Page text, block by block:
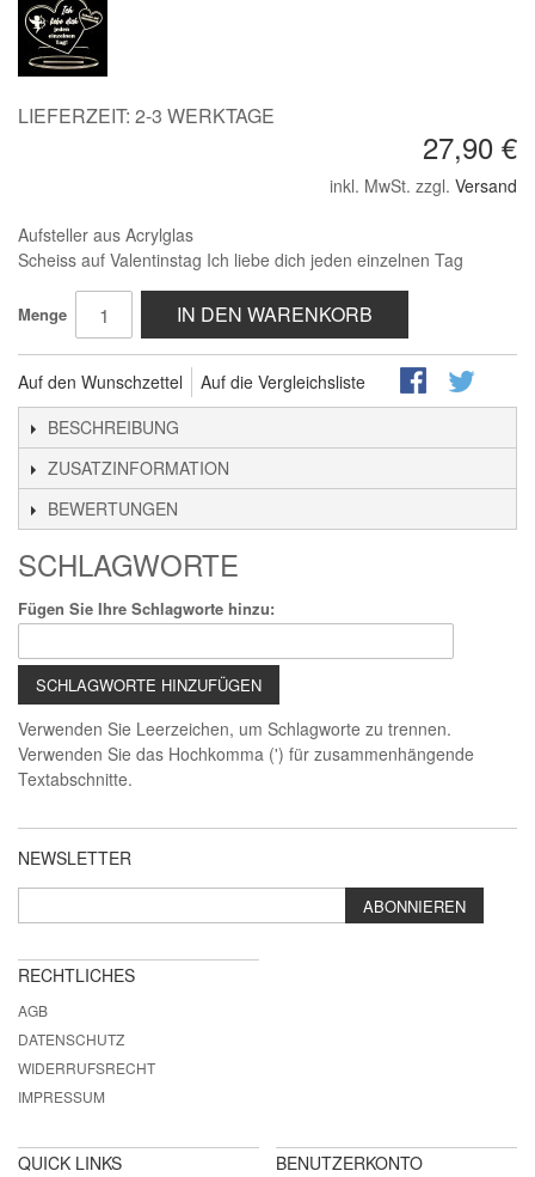
LIEFERZEIT: 2-3 WERKTAGE
27,90 €
inkl. MwSt. zzgl. Versand
Aufsteller aus Acrylglas
Scheiss auf Valentinstag Ich liebe dich jeden einzelnen Tag
Menge IN DEN WARENKORB
Auf den Wunschzettel
Auf die Vergleichsliste
BESCHREIBUNG
ZUSATZINFORMATION
BEWERTUNGEN
SCHLAGWORTE
Fügen Sie Ihre Schlagworte hinzu:
SCHLAGWORTE HINZUFÜGEN
Verwenden Sie Leerzeichen, um Schlagworte zu trennen.
Verwenden Sie das Hochkomma (') für zusammenhängende
Textabschnitte.
NEWSLETTER
ABONNIEREN
RECHTLICHES
AGB
DATENSCHUTZ
WIDERRUFSRECHT
IMPRESSUM
QUICK LINKS BENUTZERKONTO